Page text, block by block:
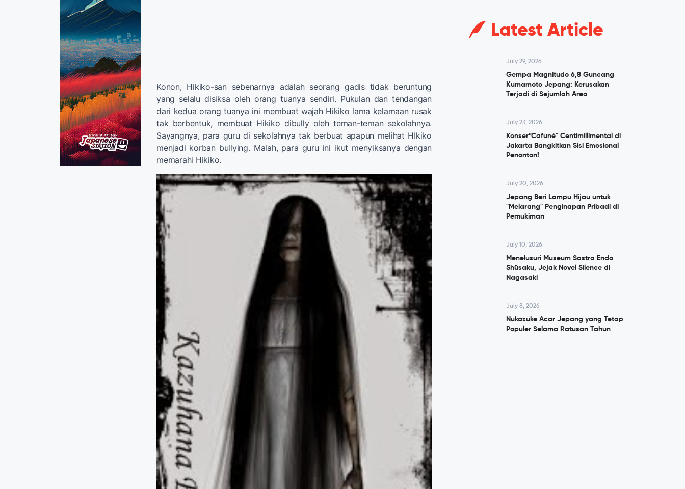
Konon, Hikiko-san sebenarnya adalah seorang gadis tidak beruntung
yang selalu disiksa oleh orang tuanya sendiri. Pukulan dan tendangan
dari kedua orang tuanya ini membuat wajah Hikiko lama kelamaan rusak
tak berbentuk, membuat Hikiko dibully oleh teman-teman sekolahnya.
Sayangnya, para guru di sekolahnya tak berbuat apapun melihat HIkiko
menjadi korban bullying. Malah, para guru ini ikut menyiksanya dengan
memarahi Hikiko.
Latest Article
July 29, 2026
Gempa Magnitudo 6,8 Guncang
Kumamoto Jepang: Kerusakan
Terjadi di Sejumlah Area
July 23, 2026
Konser”Cafuné" Centimillimental di
Jakarta Bangkitkan Sisi Emosional
Penonton!
July 20, 2026
Jepang Beri Lampu Hijau untuk
"Melarang" Penginapan Pribadi di
Pemukiman
July 10, 2026
Menelusuri Museum Sastra Endō
Shūsaku, Jejak Novel Silence di
Nagasaki
July 8, 2026
Nukazuke Acar Jepang yang Tetap
Populer Selama Ratusan Tahun